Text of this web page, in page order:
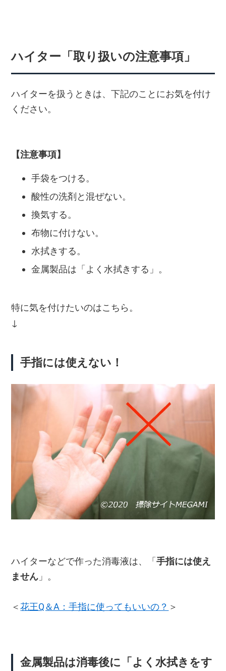
ハイター「取り扱いの注意事項」
ハイターを扱うときは、下記のことにお気を付け
ください。
【注意事項】
手袋をつける。
酸性の洗剤と混ぜない。
換気する。
布物に付けない。
水拭きする。
金属製品は「よく水拭きする」。
特に気を付けたいのはこちら。
↓
手指には使えない！
ハイターなどで作った消毒液は、「手指には使え
ません 」。
＜花王Q＆A：手指に使ってもいいの？ ＞
金属製品は消毒後に「よく水拭きをす